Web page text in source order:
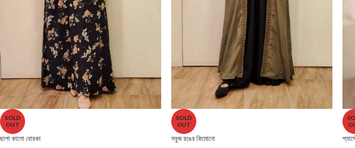
SOLD
OUT
ছাপা কালো বোরকা
SOLD
OUT
সবুজ রঙের কিমোনো